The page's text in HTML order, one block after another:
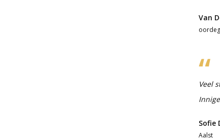
Van
Veel
Sofie
Aalst